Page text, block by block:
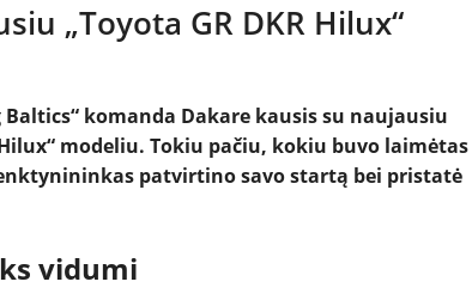
NAUJIENOS
TESTAI
NAUJI
NAUDOTI
„Toyota GR DKR Hilux“
Baltics“ komanda Dakare kausis su naujausiu
modeliu. Tokiu pačiu, kokiu buvo laimėtas
patvirtino savo startą bei pristatė
vidumi